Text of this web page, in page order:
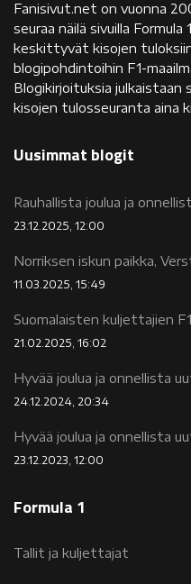
Fanisivut.net on vuonna
seuraa näilä sivuilla Formula
keskittyvät kisojen
blogipohdintoihin F1-
Blogikirjoituksia julkaistaan
kisojen tulosseuranta aina
Uusimmat blogit
Rauhallista joulua ja
23.12.2025, 12:00
Norriksen iskun paikka,
11.03.2025, 15:49
Suomalaisten kuljettajien
21.02.2025, 16:02
Hyvää joulua ja onnellista
24.12.2024, 20:34
Hyvää joulua ja onnellista
23.12.2023, 12:00
Formula 1
Tallit ja kuljettajat